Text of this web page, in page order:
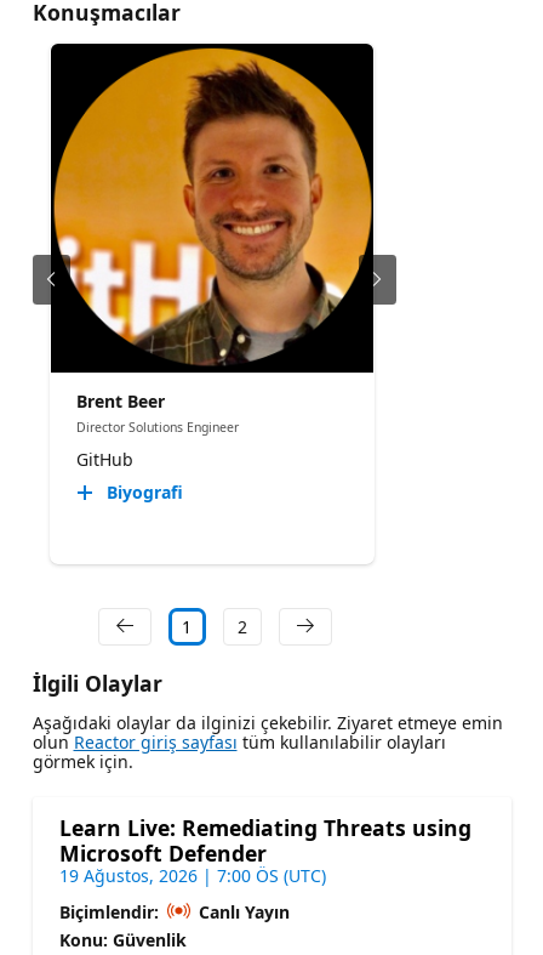
Konuşmacılar
Brent Beer
Director Solutions Engineer
GitHub
Biyografi
1 2
İlgili Olaylar
Aşağıdaki olaylar da ilginizi çekebilir. Ziyaret etmeye emin
olun Reactor giriş sayfası tüm kullanılabilir olayları
görmek için.
Learn Live: Remediating Threats using
Microsoft Defender
19 Ağustos, 2026 | 7:00 ÖS (UTC)
Biçimlendir:
Canlı Yayın
Konu: Güvenlik